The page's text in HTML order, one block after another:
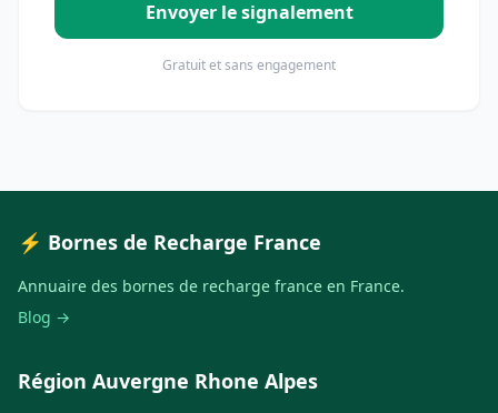
Envoyer le signalement
Gratuit et sans engagement
⚡ Bornes de Recharge France
Annuaire des bornes de recharge france en France.
Blog →
Région Auvergne Rhone Alpes